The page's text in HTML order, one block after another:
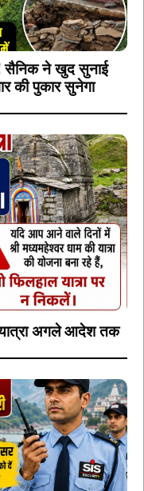
सैनिक ने खुद सुनाई
की पुकार सुनेगा
यात्रा अगले आदेश तक